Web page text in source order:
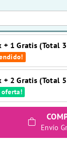
+ 1 Gratis (Total
+ 2 Gratis (Total
Envío